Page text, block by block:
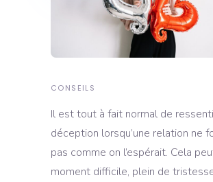
CONSEILS
Il est tout à fait normal de
déception lorsqu’une relation ne
pas comme on l’espérait. Cela
moment difficile, plein de